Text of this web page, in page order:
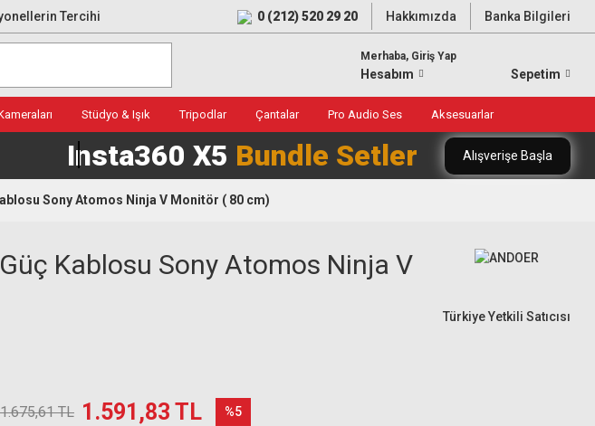
Tercihi 0 (212) 520 29 20 Hakkımızda Banka Bilgileri
Merhaba, Giriş Yap
Hesabım Sepetim
Stüdyo & Işık Tripodlar Çantalar Pro Audio Ses Aksesuarlar
Insta360 X5 Bundle Setler Alışverişe Başla
Sony Atomos Ninja V Monitör ( 80 cm)
Kablosu Sony Atomos Ninja V
Türkiye Yetkili Satıcısı
1.675,61 TL 1.591,83 TL %5